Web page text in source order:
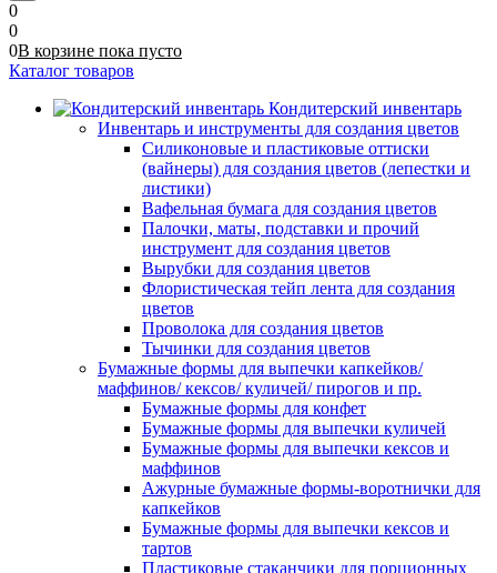
0
0
0В корзине пока пусто
Каталог товаров
Кондитерский инвентарь
Инвентарь и инструменты для создания цветов
Силиконовые и пластиковые оттиски
(вайнеры) для создания цветов (лепестки и
листики)
Вафельная бумага для создания цветов
Палочки, маты, подставки и прочий
инструмент для создания цветов
Вырубки для создания цветов
Флористическая тейп лента для создания
цветов
Проволока для создания цветов
Тычинки для создания цветов
Бумажные формы для выпечки капкейков/
маффинов/ кексов/ куличей/ пирогов и пр.
Бумажные формы для конфет
Бумажные формы для выпечки куличей
Бумажные формы для выпечки кексов и
маффинов
Ажурные бумажные формы-воротнички для
капкейков
Бумажные формы для выпечки кексов и
тартов
Пластиковые стаканчики для порционных